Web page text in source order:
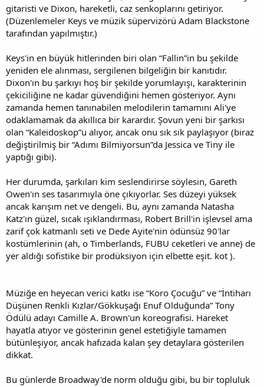
gitaristi ve Dixon, hareketli, caz senkoplarını getiriyor.
(Düzenlemeler Keys ve müzik süpervizörü Adam Blackstone
tarafından yapılmıştır.)
Keys'in en büyük hitlerinden biri olan “Fallin”in bu şekilde
yeniden ele alınması, sergilenen bilgeliğin bir kanıtıdır.
Dixon'ın bu şarkıyı hoş bir şekilde yorumlayışı, karakterinin
çekiciliğine ne kadar güvendiğini hemen gösteriyor. Aynı
zamanda hemen tanınabilen melodilerin tamamını Ali'ye
odaklamamak da akıllıca bir karardır. Şovun yeni bir şarkısı
olan “Kaleidoskop”u alıyor, ancak onu sık sık paylaşıyor (biraz
değiştirilmiş bir “Adımı Bilmiyorsun”da Jessica ve Tiny ile
yaptığı gibi).
Her durumda, şarkıları kim seslendirirse söylesin, Gareth
Owen'ın ses tasarımıyla öne çıkıyorlar. Ses düzeyi yüksek
ancak karışım net ve dengeli. Bu, aynı zamanda Natasha
Katz'ın güzel, sıcak ışıklandırması, Robert Brill'in işlevsel ama
zarif çok katmanlı seti ve Dede Ayite'nin ödünsüz 90'lar
kostümlerinin (ah, o Timberlands, FUBU ceketleri ve anne) de
yer aldığı sofistike bir prodüksiyon için elbette eşit. kot ).
Müziğe en heyecan verici katkı ise “Koro Çocuğu” ve “İntiharı
Düşünen Renkli Kızlar/Gökkuşağı Enuf Olduğunda” Tony
Ödülü adayı Camille A. Brown'un koreografisi. Hareket
hayatla atıyor ve gösterinin genel estetiğiyle tamamen
bütünleşiyor, ancak hafızada kalan şey detaylara gösterilen
dikkat.
Bu günlerde Broadway'de norm olduğu gibi, bu bir topluluk